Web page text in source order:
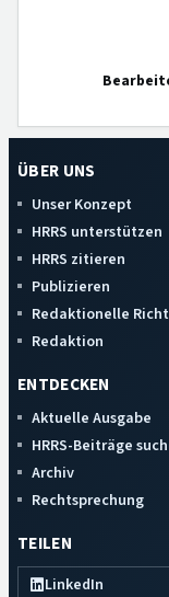
ÜBER UNS
Unser Konzept
HRRS unterstützen
HRRS zitieren
Publizieren
Redaktionelle
Redaktion
ENTDECKEN
Aktuelle Ausgabe
HRRS-Beiträge
Archiv
Rechtsprechung
TEILEN
LinkedIn